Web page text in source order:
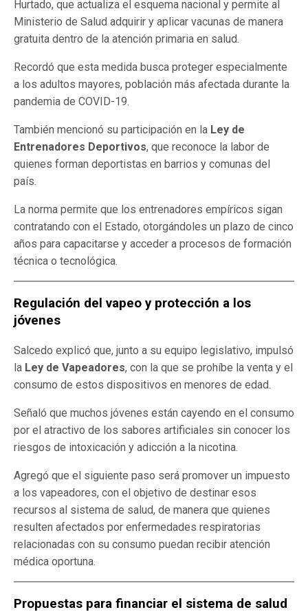
Hurtado, que actualiza el esquema nacional y permite al
Ministerio de Salud adquirir y aplicar vacunas de manera
gratuita dentro de la atención primaria en salud.
Recordó que esta medida busca proteger especialmente
a los adultos mayores, población más afectada durante la
pandemia de COVID-19.
También mencionó su participación en la Ley de
Entrenadores Deportivos, que reconoce la labor de
quienes forman deportistas en barrios y comunas del
país.
La norma permite que los entrenadores empíricos sigan
contratando con el Estado, otorgándoles un plazo de cinco
años para capacitarse y acceder a procesos de formación
técnica o tecnológica.
Regulación del vapeo y protección a los
jóvenes
Salcedo explicó que, junto a su equipo legislativo, impulsó
la Ley de Vapeadores, con la que se prohíbe la venta y el
consumo de estos dispositivos en menores de edad.
Señaló que muchos jóvenes están cayendo en el consumo
por el atractivo de los sabores artificiales sin conocer los
riesgos de intoxicación y adicción a la nicotina.
Agregó que el siguiente paso será promover un impuesto
a los vapeadores, con el objetivo de destinar esos
recursos al sistema de salud, de manera que quienes
resulten afectados por enfermedades respiratorias
relacionadas con su consumo puedan recibir atención
médica oportuna.
Propuestas para financiar el sistema de salud